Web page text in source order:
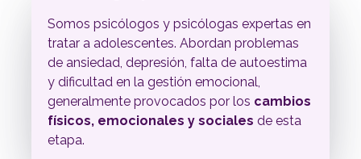
Somos psicólogos y psicólogas expertas en
tratar a adolescentes. Abordan problemas
deansiedad, depresión, falta de autoestima
y dificultad en la gestión emocional,
generalmente provocados por los cambios
físicos, emocionales y sociales de esta
etapa.